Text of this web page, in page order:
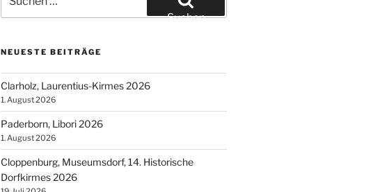
nach:
Suchen
NEUESTE BEITRÄGE
Clarholz, Laurentius-Kirmes 2026
1. August 2026
Paderborn, Libori 2026
1. August 2026
Cloppenburg, Museumsdorf, 14. Historische
Dorfkirmes 2026